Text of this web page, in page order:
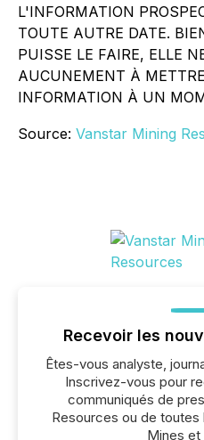
L'INFORMATION
TOUTE AUTRE DATE.
PUISSE LE FAIRE, ELLE
AUCUNEMENT À
INFORMATION À UN
Source: Vanstar Mining
Recevoir les
Êtes-vous analyste,
Inscrivez-vous pour
communiqués de
Resources ou de
Mines et